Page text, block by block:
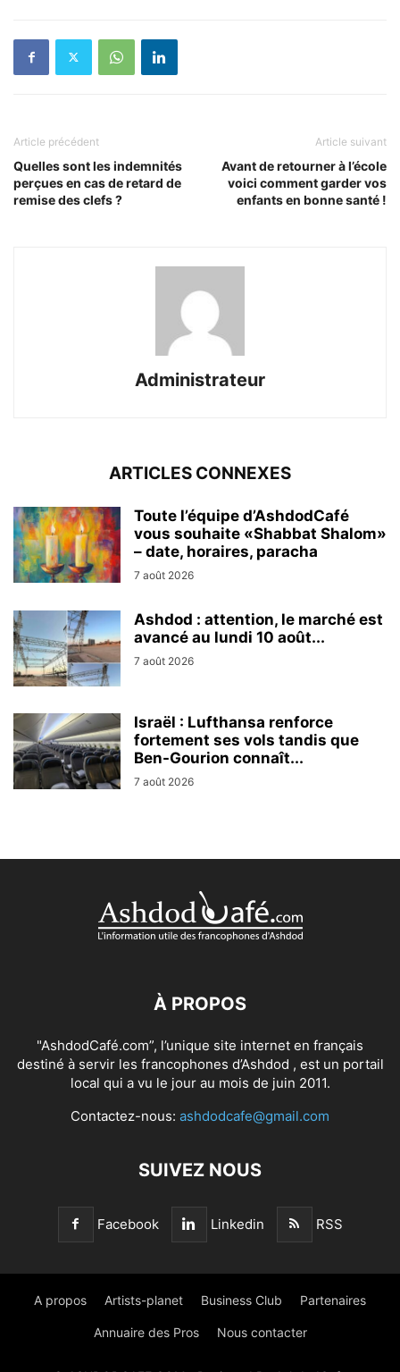
Article précédent
Quelles sont les indemnités
perçues en cas de retard de
remise des clefs ?
Article suivant
Avant de retourner à l’école
voici comment garder vos
enfants en bonne santé !
Administrateur
ARTICLES CONNEXES
Toute l’équipe d’AshdodCafé
vous souhaite «Shabbat Shalom»
– date, horaires, paracha
7 août 2026
Ashdod : attention, le marché est
avancé au lundi 10 août...
7 août 2026
Israël : Lufthansa renforce
fortement ses vols tandis que
Ben-Gourion connaît...
7 août 2026
À PROPOS
"AshdodCafé.com”, l’unique site internet en français
destiné à servir les francophones d’Ashdod , est un portail
local qui a vu le jour au mois de juin 2011.
Contactez-nous: ashdodcafe@gmail.com
SUIVEZ NOUS
Facebook Linkedin RSS
A propos Artists-planet Business Club Partenaires
Annuaire des Pros Nous contacter